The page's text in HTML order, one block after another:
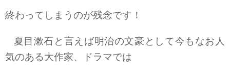
終わってしまうのが残念です！
夏目漱石と言えば明治の文豪として今もなお人
気のある大作家、ドラマでは